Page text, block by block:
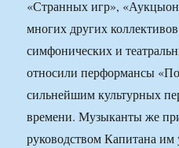
«Странных игр»,
многих других
симфонических и
относили перформансы
сильнейшим культурных
времени. Музыканты же
руководством Капитана им